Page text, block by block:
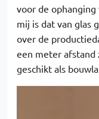
voor de ophanging
mij is dat van glas
over de
een meter afstand
geschikt als